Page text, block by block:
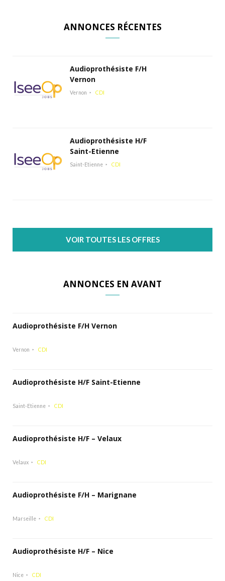
ANNONCES RÉCENTES
Audioprothésiste F/H
Vernon
Vernon CDI
Audioprothésiste H/F
Saint-Etienne
Saint-Etienne CDI
VOIR TOUTES LES OFFRES
ANNONCES EN AVANT
Audioprothésiste F/H Vernon
Vernon CDI
Audioprothésiste H/F Saint-Etienne
Saint-Etienne CDI
Audioprothésiste H/F – Velaux
Velaux CDI
Audioprothésiste F/H – Marignane
Marseille CDI
Audioprothésiste H/F – Nice
Nice CDI